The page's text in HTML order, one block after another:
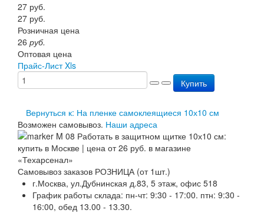
Перезарядка
Перезарядка ОУ
Доставка
Оплата
Публичная оферта
Сертификаты
Вопрос-Ответ
Контакты
27 руб.
27 руб.
Розничная цена
26 руб.
Оптовая цена
Прайс-Лист Xls
Купить
Вернуться к: На пленке самоклеящиеся 10х10 см
Возможен самовывоз. Наши адреса
Самовывоз заказов РОЗНИЦА (от 1шт.)
г.Москва, ул.Дубнинская д.83, 5 этаж, офис 518
График работы склада: пн-чт: 9:30 - 17:00. птн: 9:30 -
16:00, обед 13.00 - 13.30.